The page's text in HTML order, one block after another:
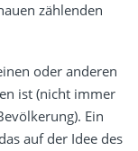
zählenden
oder anderen
ist (nicht immer
Ein
auf der Idee des